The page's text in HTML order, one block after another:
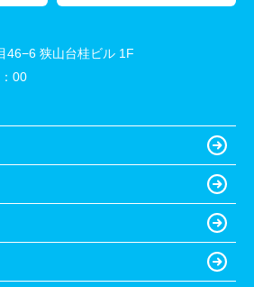
46−6 狭山台桂ビル 1F
00